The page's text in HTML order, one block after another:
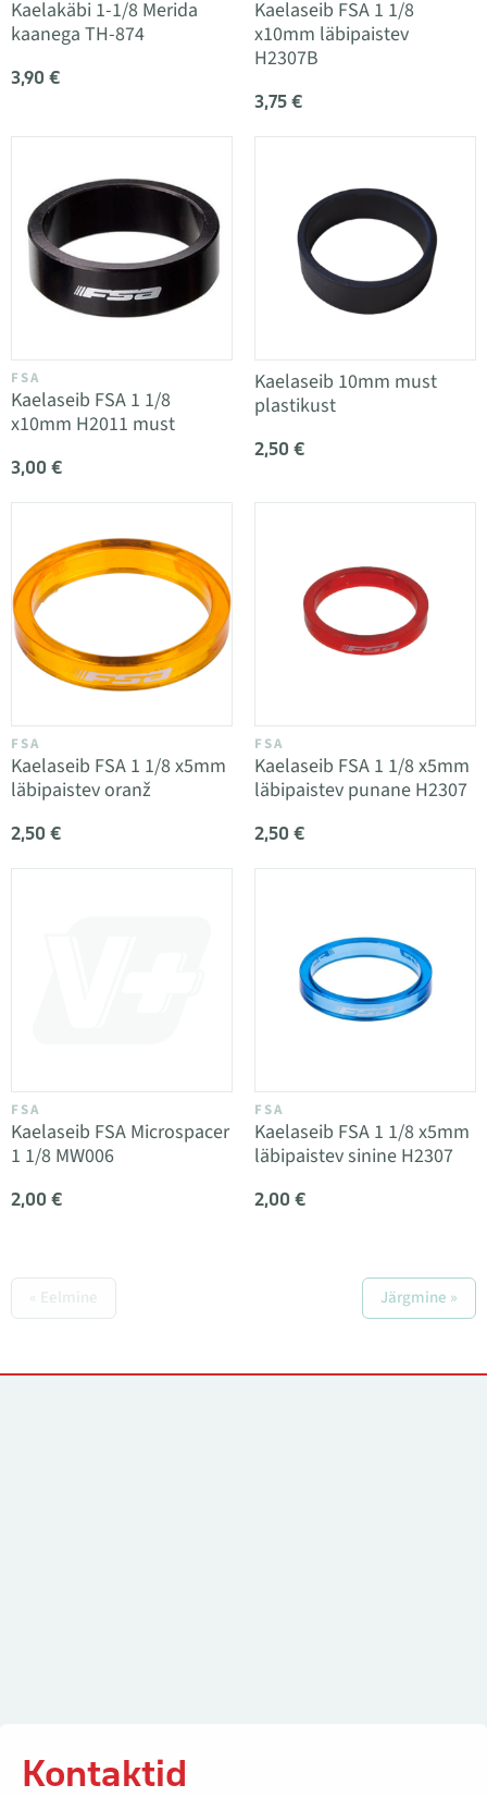
Kaelakäbi 1-1/8 Merida
kaanega TH-874
3,90 €
Kaelaseib FSA 1 1/8
x10mm läbipaistev
H2307B
3,75 €
FSA
Kaelaseib FSA 1 1/8
x10mm H2011 must
3,00 €
Kaelaseib 10mm must
plastikust
2,50 €
FSA
Kaelaseib FSA 1 1/8 x5mm
läbipaistev oranž
2,50 €
FSA
Kaelaseib FSA 1 1/8 x5mm
läbipaistev punane H2307
2,50 €
FSA
Kaelaseib FSA Microspacer
1 1/8 MW006
2,00 €
FSA
Kaelaseib FSA 1 1/8 x5mm
läbipaistev sinine H2307
2,00 €
« Eelmine Järgmine »
Kontaktid